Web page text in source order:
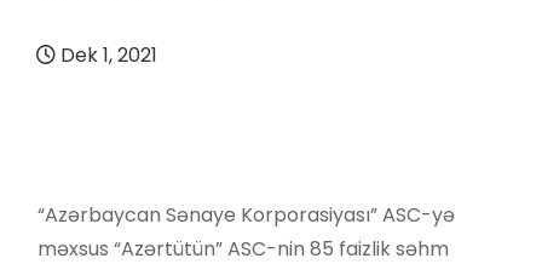
Dek 1, 2021
“Azərbaycan Sənaye Korporasiyası” ASC-yə
məxsus “Azərtütün” ASC-nin 85 faizlik səhm